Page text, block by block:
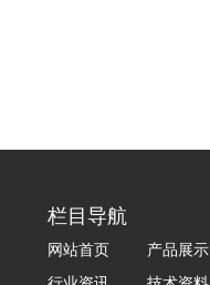
栏目导航
网站首页 产品展示